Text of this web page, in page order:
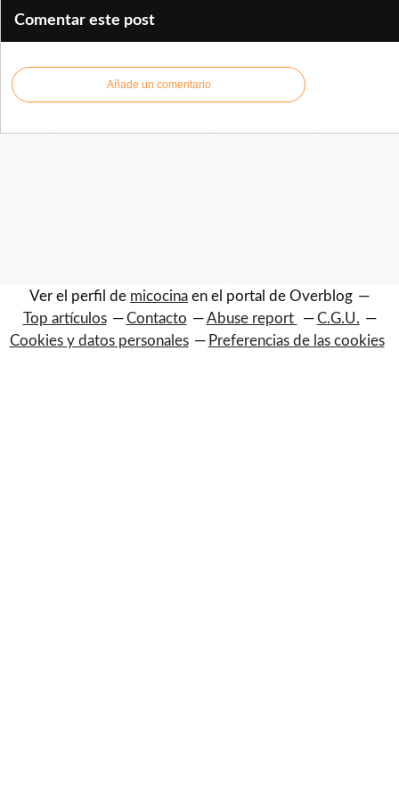
Comentar este post
Añade un comentario
Ver el perfil de micocina en el portal de Overblog
Top artículos
Contacto Abuse report
C.G.U.
Cookies y datos personales
Preferencias de las cookies